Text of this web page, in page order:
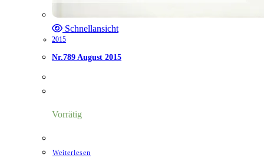
Schnellansicht
2015
Nr.789 August 2015
Vorrätig
Weiterlesen